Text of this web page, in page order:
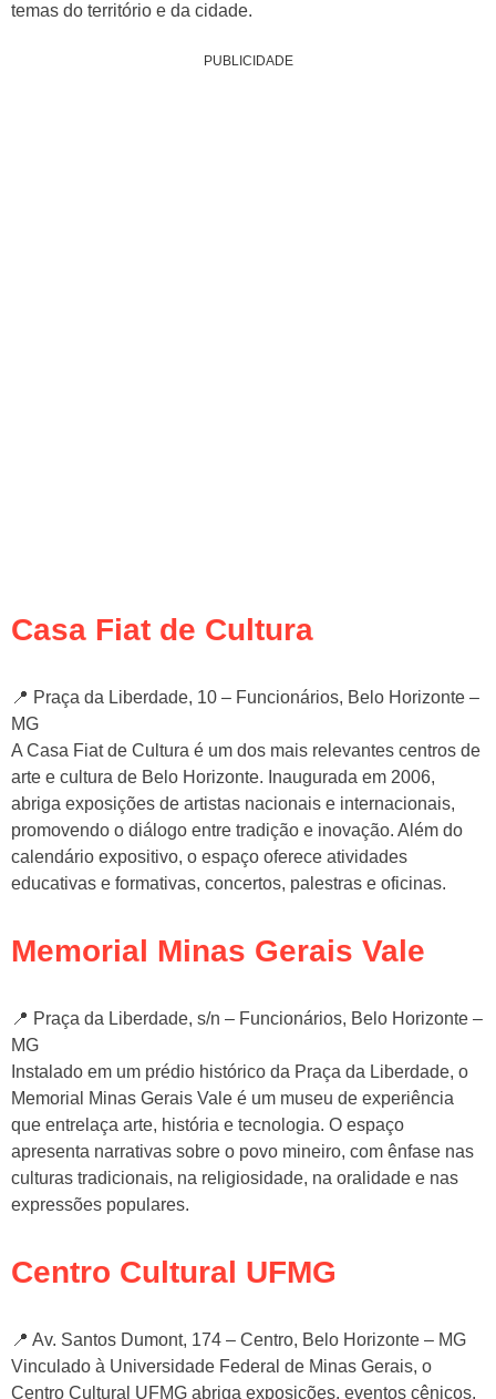
temas do território e da cidade.
PUBLICIDADE
Casa Fiat de Cultura
📍 Praça da Liberdade, 10 – Funcionários, Belo Horizonte –
MG
A Casa Fiat de Cultura é um dos mais relevantes centros de
arte e cultura de Belo Horizonte. Inaugurada em 2006,
abriga exposições de artistas nacionais e internacionais,
promovendo o diálogo entre tradição e inovação. Além do
calendário expositivo, o espaço oferece atividades
educativas e formativas, concertos, palestras e oficinas.
Memorial Minas Gerais Vale
📍 Praça da Liberdade, s/n – Funcionários, Belo Horizonte –
MG
Instalado em um prédio histórico da Praça da Liberdade, o
Memorial Minas Gerais Vale é um museu de experiência
que entrelaça arte, história e tecnologia. O espaço
apresenta narrativas sobre o povo mineiro, com ênfase nas
culturas tradicionais, na religiosidade, na oralidade e nas
expressões populares.
Centro Cultural UFMG
📍 Av. Santos Dumont, 174 – Centro, Belo Horizonte – MG
Vinculado à Universidade Federal de Minas Gerais, o
Centro Cultural UFMG abriga exposições, eventos cênicos,